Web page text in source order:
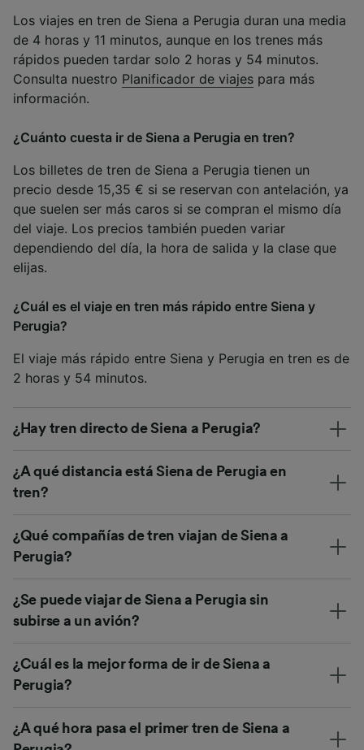
Los viajes en tren de Siena a Perugia duran una media
de 4 horas y 11 minutos, aunque en los trenes más
rápidos pueden tardar solo 2 horas y 54 minutos.
Consulta nuestro Planificador de viajes para más
información.
¿Cuánto cuesta ir de Siena a Perugia en tren?
Los billetes de tren de Siena a Perugia tienen un
precio desde 15,35 € si se reservan con antelación, ya
que suelen ser más caros si se compran el mismo día
del viaje. Los precios también pueden variar
dependiendo del día, la hora de salida y la clase que
elijas.
¿Cuál es el viaje en tren más rápido entre Siena y
Perugia?
El viaje más rápido entre Siena y Perugia en tren es de
2 horas y 54 minutos.
¿Hay tren directo de Siena a Perugia?
¿A qué distancia está Siena de Perugia en
tren?
¿Qué compañías de tren viajan de Siena a
Perugia?
¿Se puede viajar de Siena a Perugia sin
subirse a un avión?
¿Cuál es la mejor forma de ir de Siena a
Perugia?
¿A qué hora pasa el primer tren de Siena a